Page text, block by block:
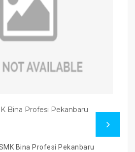
Bina Profesi Pekanbaru
Bina Profesi Pekanbaru